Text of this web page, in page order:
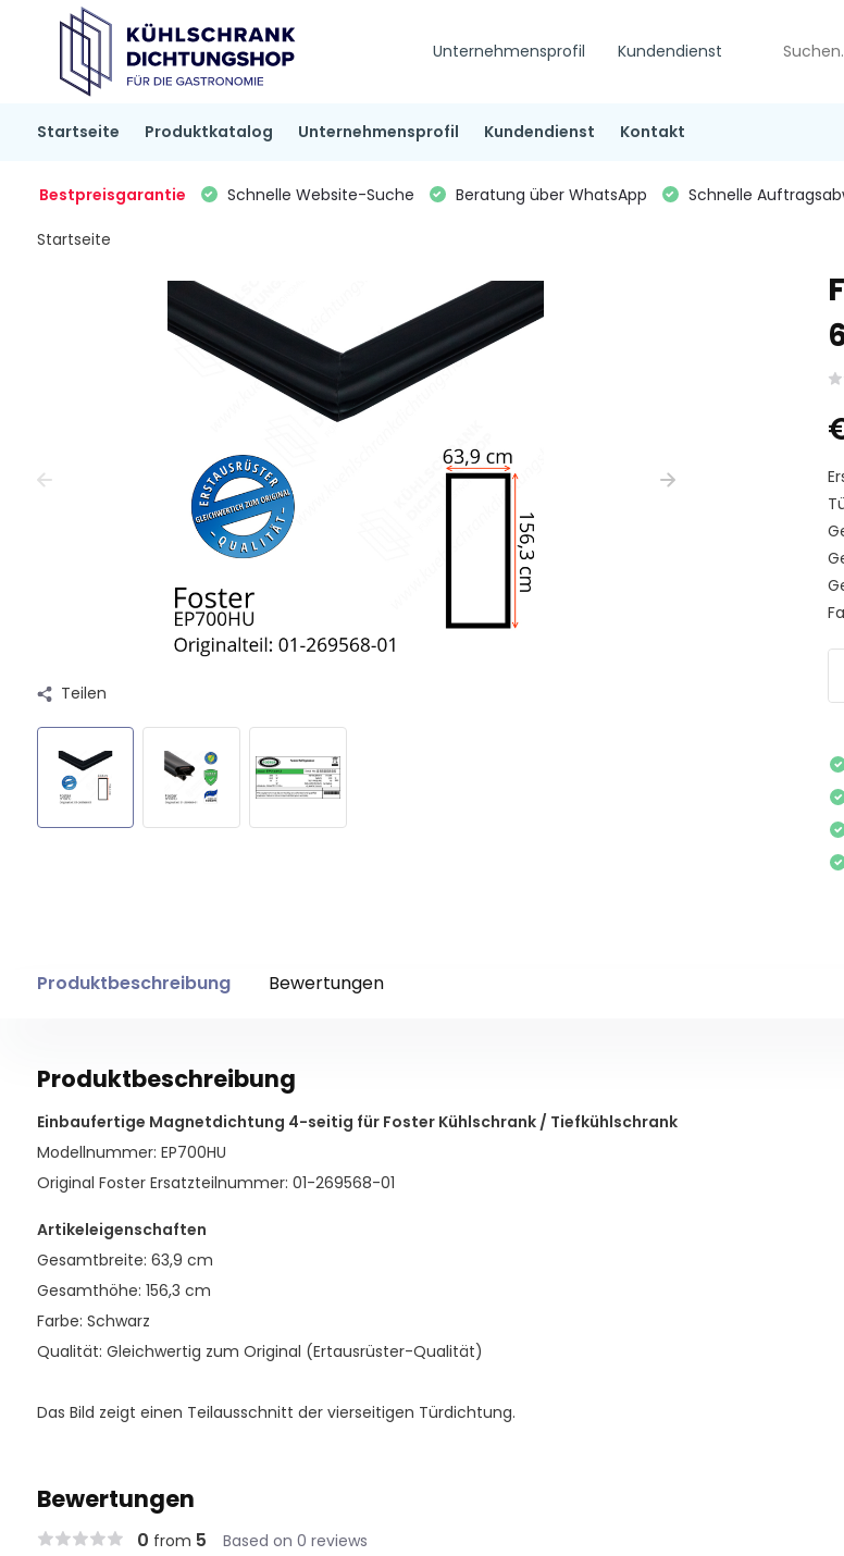
Unternehmensprofil Kundendienst
Startseite Produktkatalog Unternehmensprofil Kundendienst Kontakt
Bestpreisgarantie Schnelle Website-Suche Beratung über WhatsApp Schnelle
Startseite
Teilen
Produktbeschreibung Bewertungen
Produktbeschreibung
Einbaufertige Magnetdichtung 4-seitig für Foster Kühlschrank / Tiefkühlschrank
Modellnummer: EP700HU
Original Foster Ersatzteilnummer: 01-269568-01
Artikeleigenschaften
Gesamtbreite: 63,9 cm
Gesamthöhe: 156,3 cm
Farbe: Schwarz
Qualität: Gleichwertig zum Original (Ertausrüster-Qualität)
Das Bild zeigt einen Teilausschnitt der vierseitigen Türdichtung.
Bewertungen
0 from 5 Based on 0 reviews